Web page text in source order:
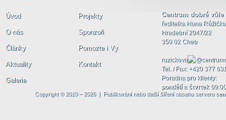
Úvod Projekty
O nás Sponzoři
Články Pomozte i Vy
Aktuality Kontakt
Galerie
Centrum dobré vůle
ředitelka Hana
Hradební 2047/22
350 02 Cheb
ruzickova
Tel. / Fax: +420 377
Poradna pro klienty:
pondělía čtvrtek
Copyright © 2010 – 2026 | Publikování nebo další šíření obsahu serveru